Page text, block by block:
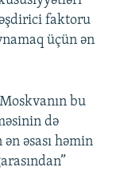
faktoru
üçün ən
bu
də
əsası həmin